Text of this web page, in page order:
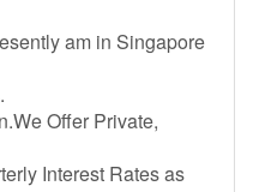
am in Singapore
Offer Private,
Interest Rates as